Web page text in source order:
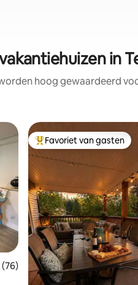
in
hoog gewaardeerd
beoordeling van 4,91 uit
(76)
Topfavoriet van gasten
Favoriet van gasten